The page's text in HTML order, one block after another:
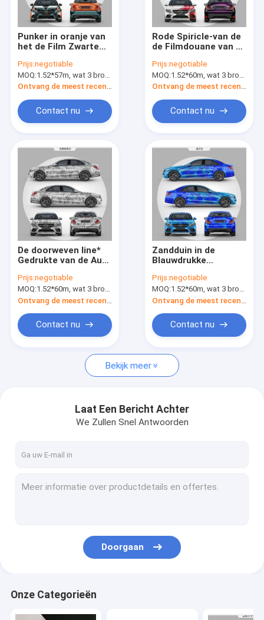
Punker in oranje van
het de Film Zwarte
Ontwerp van de
Autoomslag Vinyl de
Autofilm
Prijs:negotiable
MOQ:1.52*57m, wat 3 broodjes van 1.52*19m betekent
Ontvang de meest recente Prijs
Contact nu
Rode Spiricle-van de
de Filmdouane van de
Autofilm van pvc
Ontwerp Gedrukte
Prijs:negotiable
MOQ:1.52*60m, wat 3 broodjes van 1.52*20m betekent
Ontvang de meest recente Prijs
Contact nu
De doorweven line*
Gedrukte van de Auto
160g Steen van de de
FilmLuchtbel
Prijs:negotiable
MOQ:1.52*60m, wat 3 broodjes van 1.52*20m betekent
Contact nu
Zandduin in de
Blauwdrukke
Dikte van de Auto
Vinylomslag
Prijs:negotiable
MOQ:1.52*60m, wat 3 broodjes van 1.52*20m betekent
Contact nu
Bekijk meer
Laat Een Bericht Achter
We Zullen Snel Antwoorden
Doorgaan
Onze Categorieën